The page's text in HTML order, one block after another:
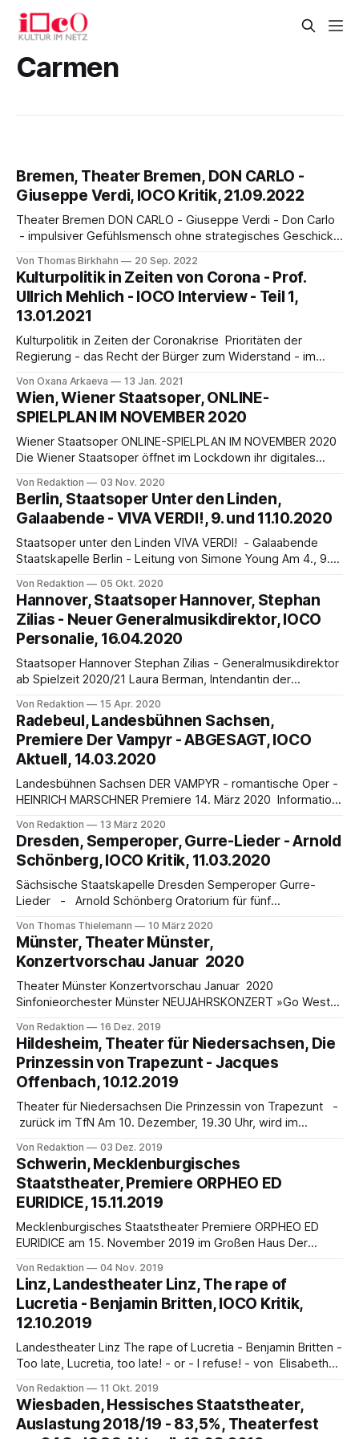
Carmen
Bremen, Theater Bremen, DON CARLO -
Giuseppe Verdi, IOCO Kritik, 21.09.2022
Theater Bremen DON CARLO - Giuseppe Verdi - Don Carlo
- impulsiver Gefühlsmensch ohne strategisches Geschick -
Freiheit sind in einer Diktatur möglich? Wie viele
Kompromisse muss man mit den Mächtigen eingehen, um in
einer Gewaltherrschaft nicht unterzugehen? Das sind die
spannenden Fragen, die Regisseur Frank
Von Thomas Birkhahn 20 Sep. 2022
Kulturpolitik in Zeiten von Corona - Prof.
Ullrich Mehlich - IOCO Interview - Teil 1,
13.01.2021
Kulturpolitik in Zeiten der Coronakrise Prioritäten der
Regierung - das Recht der Bürger zum Widerstand - im
mit Prof. Ullrich Mehlich, Professor an der Hochschule für
Verwaltung Kehl, über die Staatsgewalt zum
Kulturgeschehen in den Zeiten von Corona Interview Teil 1:
Staatsgewalt, Einzigartigkeit der
Von Oxana Arkaeva 13 Jan. 2021
Wien, Wiener Staatsoper, ONLINE-
SPIELPLAN IM NOVEMBER 2020
Wiener Staatsoper ONLINE-SPIELPLAN IM NOVEMBER 2020
Die Wiener Staatsoper öffnet im Lockdown ihr digitales
(3. bis inkl. 30. November 2020) wird die Wiener Staatsoper
Video-Mitschnitte aus dem digitalen Archiv kostenlos als
Stream anbieten. Das Online-Programm orientiert sich dabei
zum großen
Von Redaktion 03 Nov. 2020
Berlin, Staatsoper Unter den Linden,
Galaabende - VIVA VERDI!, 9. und 11.10.2020
Staatsoper unter den Linden VIVA VERDI! - Galaabende
Staatskapelle Berlin - Leitung von Simone Young Am 4., 9.
drei Galaabende unter dem Titel VIVA VERDI! statt. Es spielt
die Staatskapelle Berlin unter der musikalischen Leitung von
Simone Young. Als Solistinnen und Solisten
Von Redaktion 05 Okt. 2020
Hannover, Staatsoper Hannover, Stephan
Zilias - Neuer Generalmusikdirektor, IOCO
Personalie, 16.04.2020
Staatsoper Hannover Stephan Zilias - Generalmusikdirektor
ab Spielzeit 2020/21 Laura Berman, Intendantin der
angelegten Auswahlverfahrens, Stephan Zilias als neuen
Generalmusikdirektor der Staatsoper Hannover
vorgeschlagen. Es bestand Einigkeit im Aufsichtsrat
darüber, die Verhandlungen mit Stephan Zilias zum
Abschluss zu bringen. Damit wird zum Beginn
Von Redaktion 15 Apr. 2020
Radebeul, Landesbühnen Sachsen,
Premiere Der Vampyr - ABGESAGT, IOCO
Aktuell, 14.03.2020
Landesbühnen Sachsen DER VAMPYR - romantische Oper -
HEINRICH MARSCHNER Premiere 14. März 2020 Information
Alle Informationen HIER: - auf der Webseite der
Landesbühnen Sachsen Angeregt wurde Heinrich
Marschner, 1795 - 1861, Musikdirektor in Hannover und
Dresden, Komponist zahlreicher romatischer Opern, für
sein
Von Redaktion 13 März 2020
Dresden, Semperoper, Gurre-Lieder - Arnold
Schönberg, IOCO Kritik, 11.03.2020
Sächsische Staatskapelle Dresden Semperoper Gurre-
Lieder - Arnold Schönberg Oratorium für fünf
Thomas Thielemann Nahezu jede zu Herzen gehende
Dichtung handelt von einer unglücklichen Beziehung zweier
Menschen. So auch die Legende von der Liebe des
dänischen Königs Waldemar des Großen (1131-1182) zu
dem Mädchen
Von Thomas Thielemann 10 März 2020
Münster, Theater Münster,
Konzertvorschau Januar 2020
Theater Münster Konzertvorschau Januar 2020
Sinfonieorchester Münster NEUJAHRSKONZERT »Go West«
,19.30 Uhr Mit Götz Alsmann und der Götz Alsmann Band
Sinfonieorchester Münster | Dirigent: Golo Berg 3.
ERBDROSTENHOFKONZERT Montag, 6. Januar, 20.00 Uhr
Werke von Johann Sebastian
Von Redaktion 16 Dez. 2019
Hildesheim, Theater für Niedersachsen, Die
Prinzessin von Trapezunt - Jacques
Offenbach, 10.12.2019
Theater für Niedersachsen Die Prinzessin von Trapezunt -
zurück im TfN Am 10. Dezember, 19.30 Uhr, wird im
Die Prinzessin von Trapezunt wieder aufgenommen. Nur
dreimal ist die Inszenierung von Max Hopp in dieser
Spielzeit in Hildesheim zu sehen. 1869 in Baden-Baden
uraufgeführt,
Von Redaktion 03 Dez. 2019
Schwerin, Mecklenburgisches
Staatstheater, Premiere ORPHEO ED
EURIDICE, 15.11.2019
Mecklenburgisches Staatstheater Premiere ORPHEO ED
EURIDICE am 15. November 2019 im Großen Haus Der
verwinden und beschließt, in die Unterwelt hinabzusteigen,
um seine Geliebte wieder ins Leben zurückzuholen. Dies
kann ihm - so lässt ihm Amor von Jupiter berichten - jedoch
nur gelingen,
Von Redaktion 04 Nov. 2019
Linz, Landestheater Linz, The rape of
Lucretia - Benjamin Britten, IOCO Kritik,
12.10.2019
Landestheater Linz The rape of Lucretia - Benjamin Britten -
Too late, Lucretia, too late! - or - I refuse! - von Elisabeth
um Ehre und Vernichtung einer treuen Frau wurde 1946 in
Glyndebourne mit Kathleen Ferrier in der Titelrolle
uraufgeführt. Das Libretto der Oper in zwei
Von Redaktion 11 Okt. 2019
Wiesbaden, Hessisches Staatstheater,
Auslastung 2018/19 - 83,5%, Theaterfest